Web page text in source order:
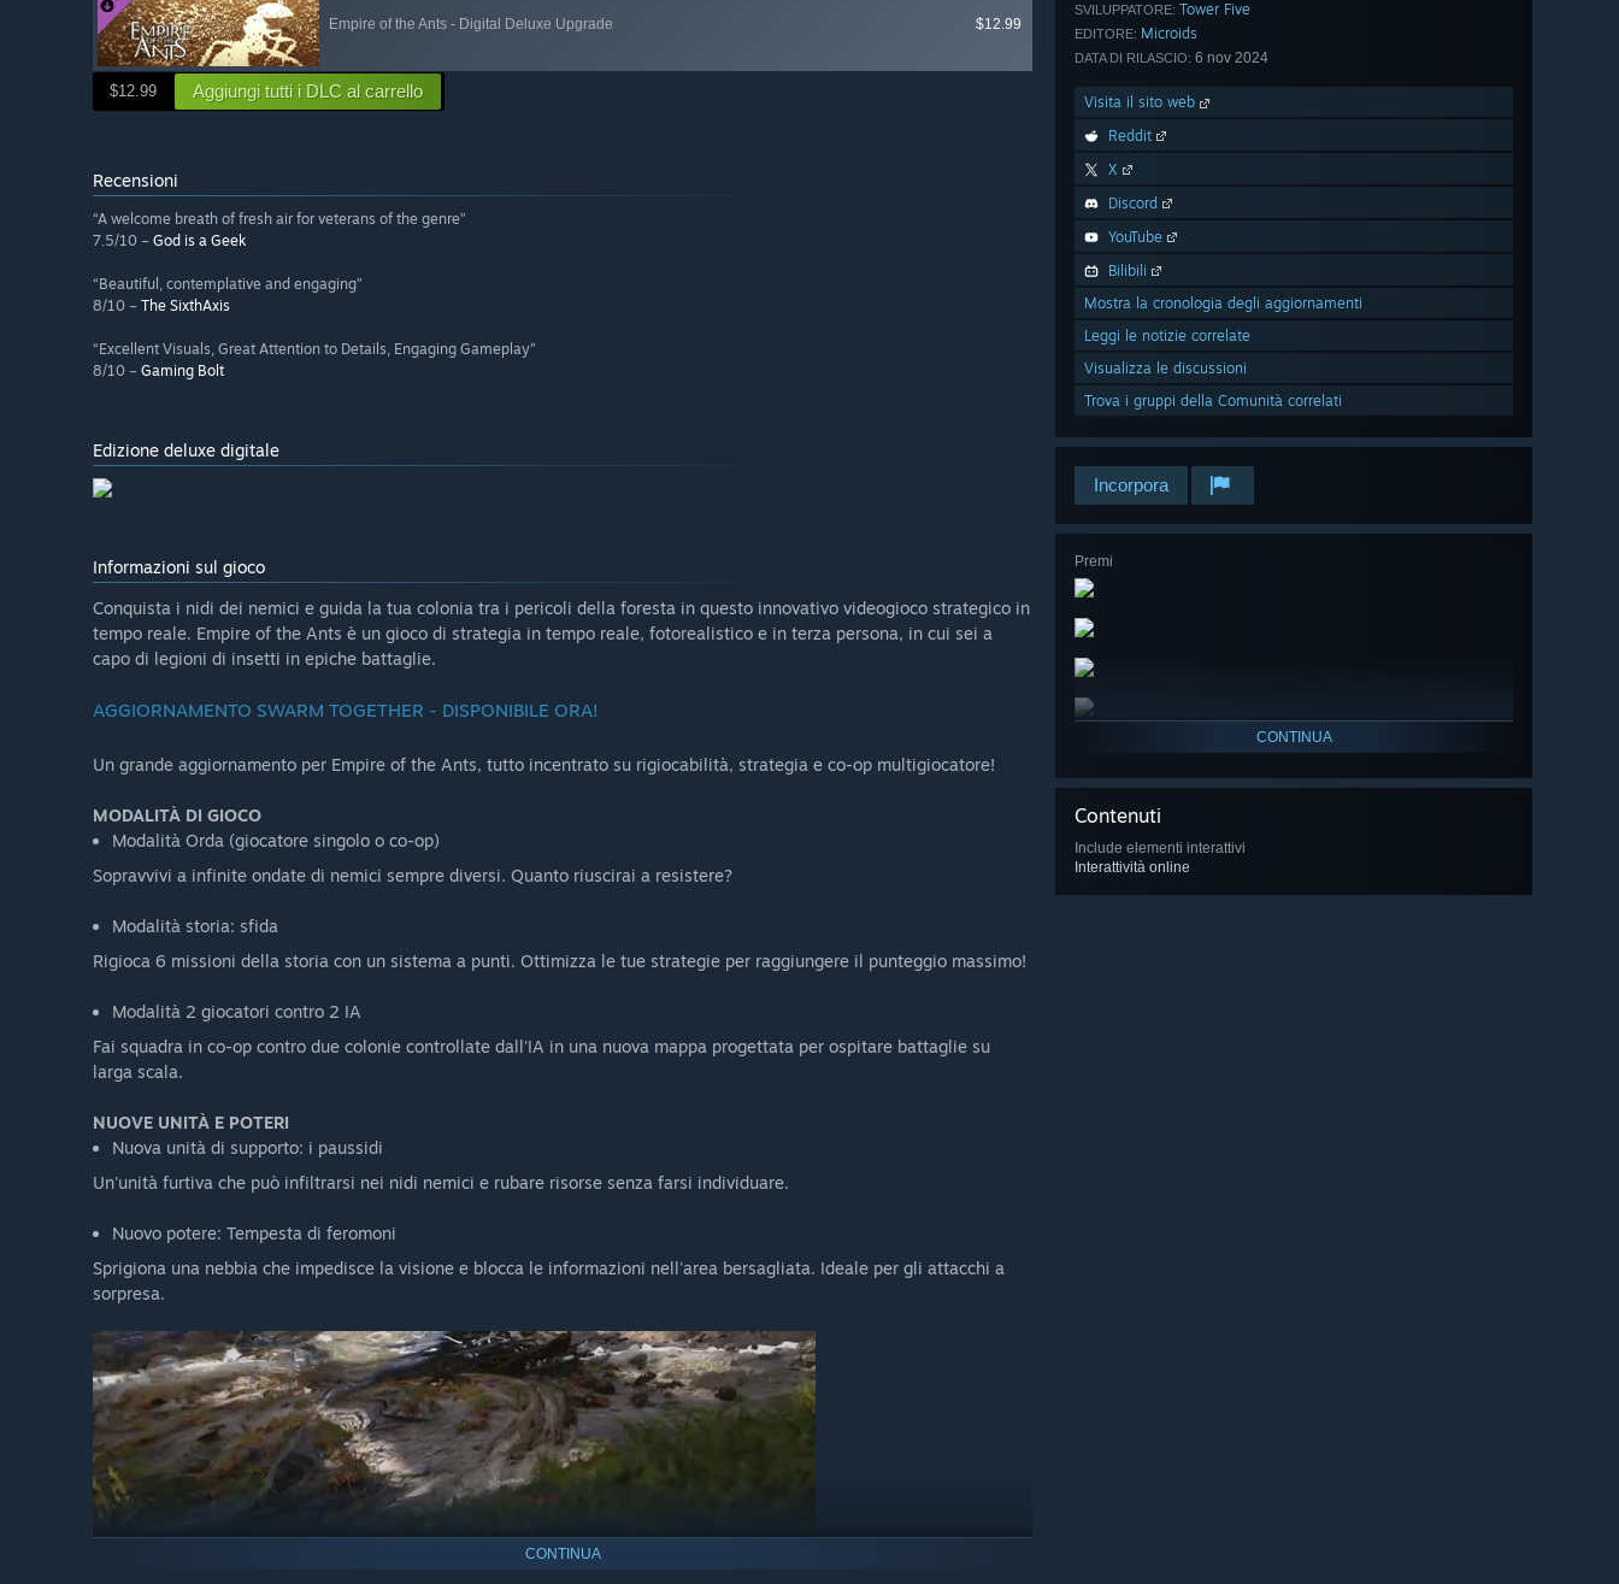
SVILUPPATORE: Tower Five
EDITORE: Microids
DATA DI RILASCIO: 6 nov 2024
Visita il sito web
Reddit
X
Discord
YouTube
Bilibili
Mostra la cronologia degli aggiornamenti
Leggi le notizie correlate
Visualizza le discussioni
Trova i gruppi della Comunità correlati
Incorpora
Premi
CONTINUA
Contenuti
Include elementi interattivi
Interattività online
Empire of the Ants - Digital Deluxe Upgrade $12.99
$12.99 Aggiungi tutti i DLC al carrello
Recensioni
“A welcome breath of fresh air for veterans of the genre”
7.5/10 – God is a Geek
“Beautiful, contemplative and engaging”
8/10 – The SixthAxis
“Excellent Visuals, Great Attention to Details, Engaging Gameplay”
8/10 – Gaming Bolt
Edizione deluxe digitale
Informazioni sul gioco
Conquista i nidi dei nemici e guida la tua colonia tra i pericoli della foresta in questo innovativo videogioco strategico in
tempo reale. Empire of the Ants è un gioco di strategia in tempo reale, fotorealistico e in terza persona, in cui sei a
capo di legioni di insetti in epiche battaglie.
AGGIORNAMENTO SWARM TOGETHER - DISPONIBILE ORA!
Un grande aggiornamento per Empire of the Ants, tutto incentrato su rigiocabilità, strategia e co-op multigiocatore!
MODALITÀ DI GIOCO
Modalità Orda (giocatore singolo o co-op)
Sopravvivi a infinite ondate di nemici sempre diversi. Quanto riuscirai a resistere?
Modalità storia: sfida
Rigioca 6 missioni della storia con un sistema a punti. Ottimizza le tue strategie per raggiungere il punteggio massimo!
Modalità 2 giocatori contro 2 IA
Fai squadra in co-op contro due colonie controllate dall'IA in una nuova mappa progettata per ospitare battaglie su
larga scala.
NUOVE UNITÀ E POTERI
Nuova unità di supporto: i paussidi
Un'unità furtiva che può infiltrarsi nei nidi nemici e rubare risorse senza farsi individuare.
Nuovo potere: Tempesta di feromoni
Sprigiona una nebbia che impedisce la visione e blocca le informazioni nell'area bersagliata. Ideale per gli attacchi a
sorpresa.
CONTINUA